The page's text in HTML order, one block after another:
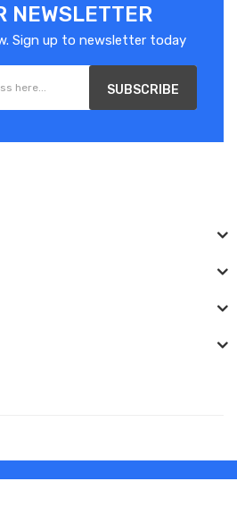
NEWSLETTER
Sign up to newsletter today
SUBSCRIBE